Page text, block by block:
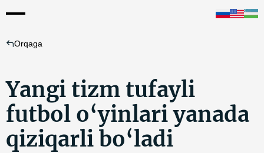
Orqaga
Yangi tizm tufayli
futbol o‘yinlari yanada
qiziqarli bo‘ladi